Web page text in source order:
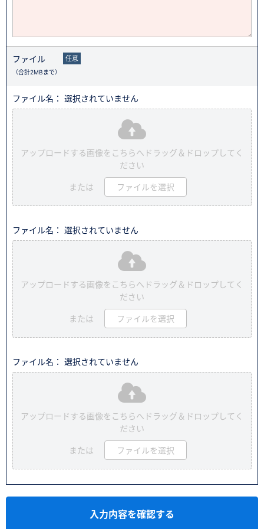
ファイル
（合計2MBまで）
任意
ファイル名： 選択されていません
アップロードする画像をこちらへドラッグ＆ドロップしてく
ださい
または ファイルを選択
ファイル名： 選択されていません
アップロードする画像をこちらへドラッグ＆ドロップしてく
ださい
または ファイルを選択
ファイル名： 選択されていません
アップロードする画像をこちらへドラッグ＆ドロップしてく
ださい
または ファイルを選択
入力内容を確認する